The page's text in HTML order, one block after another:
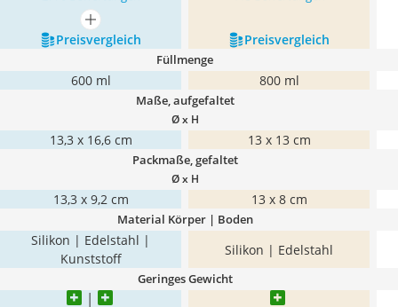
mehr anzeigen
Preis­vergleich
Preis­vergleich
Füllmenge
600 ml 800 ml
Maße, aufgefaltet
Ø x H
13,3 x 16,6 cm 13 x 13 cm
Packmaße, gefaltet
Ø x H
13,3 x 9,2 cm 13 x 8 cm
Material Körper | Boden
Silikon | Edelstahl |
Kunststoff
Silikon | Edelstahl
Geringes Gewicht